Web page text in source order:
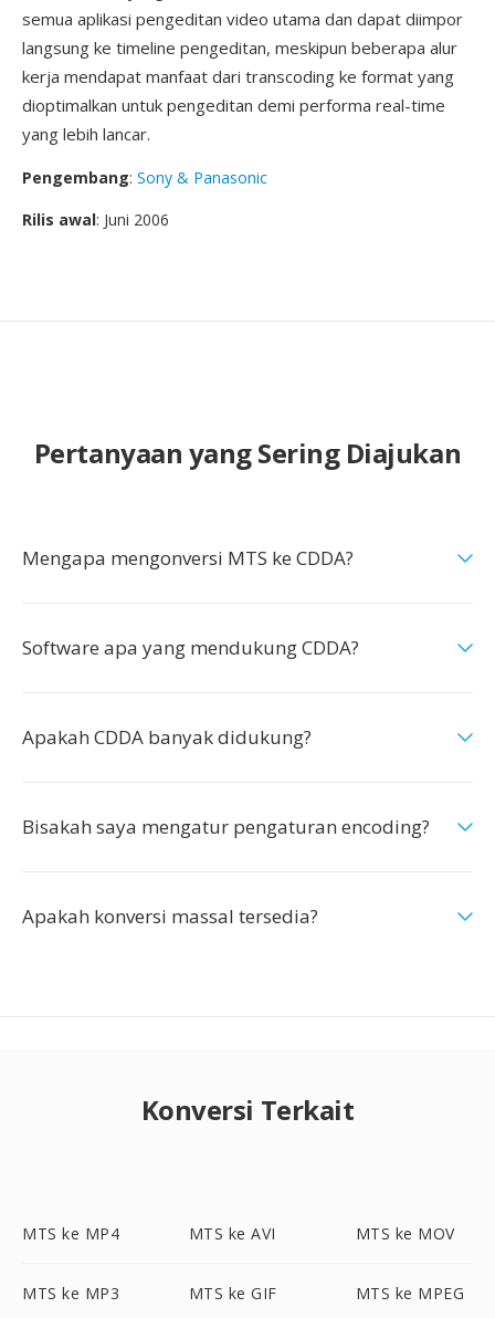
semua aplikasi pengeditan video utama dan dapat diimpor
langsung ke timeline pengeditan, meskipun beberapa alur
kerja mendapat manfaat dari transcoding ke format yang
dioptimalkan untuk pengeditan demi performa real-time
yang lebih lancar.
Pengembang: Sony & Panasonic
Rilis awal: Juni 2006
Pertanyaan yang Sering Diajukan
Mengapa mengonversi MTS ke CDDA?
Software apa yang mendukung CDDA?
Apakah CDDA banyak didukung?
Bisakah saya mengatur pengaturan encoding?
Apakah konversi massal tersedia?
Konversi Terkait
MTS ke MP4 MTS ke AVI MTS ke MOV
MTS ke MP3 MTS ke GIF MTS ke MPEG